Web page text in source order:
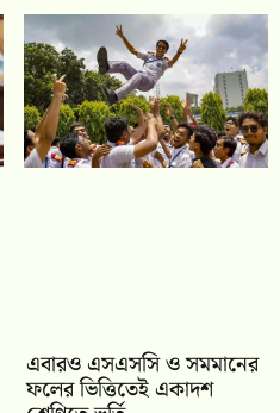
‎এবারও এসএসসি ও সমমানের
ফলের ভিত্তিতেই একাদশ